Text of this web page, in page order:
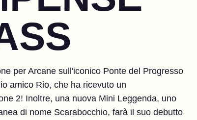
per Arcane sull'iconico Ponte del Progresso
amico Rio, che ha ricevuto un
2! Inoltre, una nuova Mini Leggenda, uno
di nome Scarabocchio, farà il suo debutto